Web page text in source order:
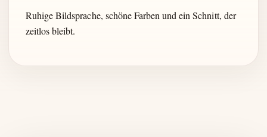
Ruhige Bildsprache, schöne Farben und ein Schnitt, der
zeitlos bleibt.